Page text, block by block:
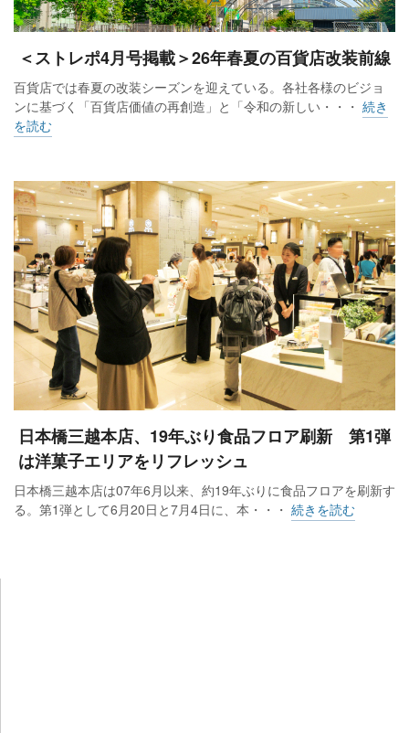
＜ストレポ4月号掲載＞26年春夏の百貨店改装前線
百貨店では春夏の改装シーズンを迎えている。各社各様のビジョ
ンに基づく「百貨店価値の再創造」と「令和の新しい・・・ 続き
を読む
日本橋三越本店、19年ぶり食品フロア刷新 第1弾
は洋菓子エリアをリフレッシュ
日本橋三越本店は07年6月以来、約19年ぶりに食品フロアを刷新す
る。第1弾として6月20日と7月4日に、本・・・ 続きを読む